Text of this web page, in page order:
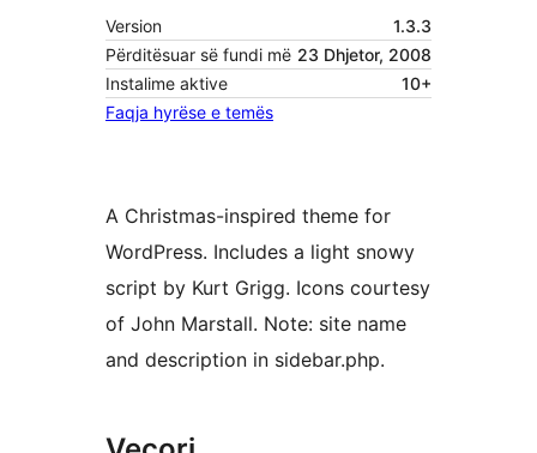
Version
1.3.3
Përditësuar së fundi më 23 Dhjetor, 2008
Instalime aktive
10+
Faqja hyrëse e temës
A Christmas-inspired theme for
WordPress. Includes a light snowy
script by Kurt Grigg. Icons courtesy
of John Marstall. Note: site name
and description in sidebar.php.